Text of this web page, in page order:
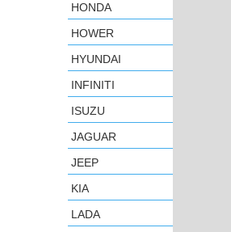
HONDA
HOWER
HYUNDAI
INFINITI
ISUZU
JAGUAR
JEEP
KIA
LADA